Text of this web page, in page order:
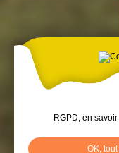
RGPD, en
OK,